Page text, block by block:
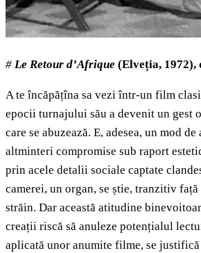
# Le Retour d’Afrique (Elveția, 1972),
A te încăpățîna sa vezi într-un film
epocii turnajului său a devenit un gest
care se abuzează. E, adesea, un mod
altminteri compromise sub raport
prin acele detalii sociale captate
camerei, un organ, se știe, tranzitiv față
străin. Dar această atitudine
creații riscă să anuleze potențialul
aplicată unor anumite filme, se justifică